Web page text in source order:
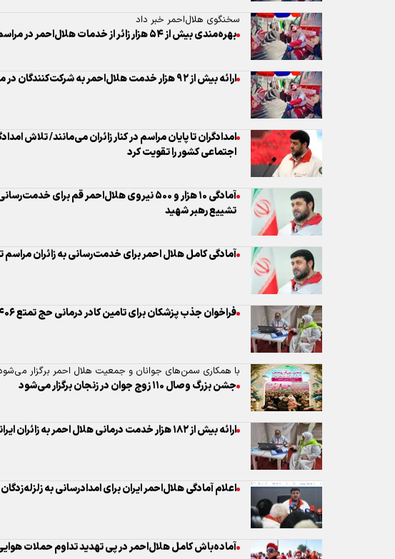
سخنگوی هلال‌احمر خبر داد
بهره‌مندی بیش از ۵۴ هزار زائر از خدمات هلال‌احمر در مراسم تشییع
ارائه بیش از ۹۲ هزار خدمت هلال‌احمر به شرکت‌کنندگان در مراسم تشییع
امدادگران تا پایان مراسم در کنار زائران می‌مانند/ تلاش
اجتماعی کشور را تقویت کرد
آمادگی ۱۰ هزار و ۵۰۰ نیروی هلال‌احمر قم برای
تشییع رهبر شهید
آمادگی کامل هلال احمر برای خدمت‌رسانی به زائران
فراخوان جذب پزشکان برای تامین کادر درمانی حج تمتع ۱۴۰۶
با همکاری سمن‌های جوانان و جمعیت هلال احمر برگزار
جشن بزرگ وصال ۱۱۰ زوج جوان در زنجان برگزار می‌شود
ارائه بیش از ۱۸۲ هزار خدمت درمانی هلال احمر به زائران ایرانی حج
اعلام آمادگی هلال‌احمر ایران برای امدادرسانی به
آماده‌باش کامل هلال‌احمر در پی تهدید تداوم حملات